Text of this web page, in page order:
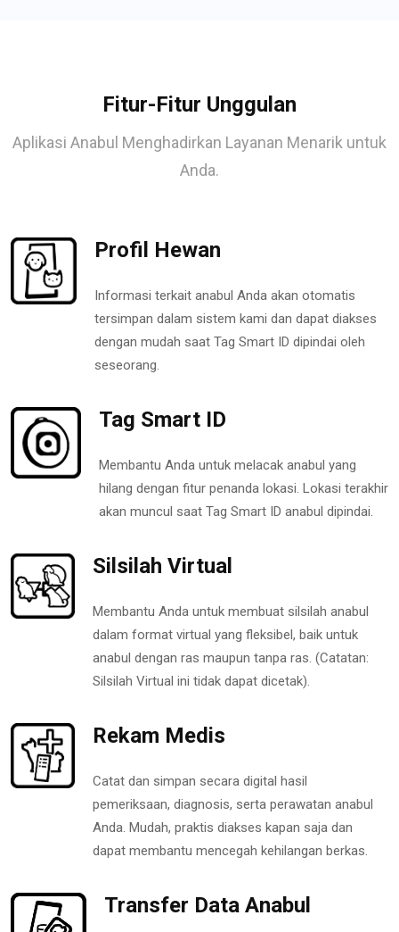
Fitur-Fitur Unggulan
Aplikasi Anabul Menghadirkan Layanan Menarik untuk
Anda.
Profil Hewan
Informasi terkait anabul Anda akan otomatis
tersimpan dalam sistem kami dan dapat diakses
dengan mudah saat Tag Smart ID dipindai oleh
seseorang.
Tag Smart ID
Membantu Anda untuk melacak anabul yang
hilang dengan fitur penanda lokasi. Lokasi terakhir
akan muncul saat Tag Smart ID anabul dipindai.
Silsilah Virtual
Membantu Anda untuk membuat silsilah anabul
dalam format virtual yang fleksibel, baik untuk
anabul dengan ras maupun tanpa ras. (Catatan:
Silsilah Virtual ini tidak dapat dicetak).
Rekam Medis
Catat dan simpan secara digital hasil
pemeriksaan, diagnosis, serta perawatan anabul
Anda. Mudah, praktis diakses kapan saja dan
dapat membantu mencegah kehilangan berkas.
Transfer Data Anabul